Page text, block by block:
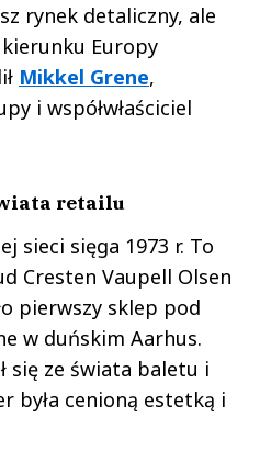
rynek detaliczny, ale
Europy
Mikkel Grene,
i współwłaściciel
retailu
sieci sięga 1973 r. To
Cresten Vaupell Olsen
pierwszy sklep pod
w duńskim Aarhus.
się ze świata baletu i
była cenioną estetką i